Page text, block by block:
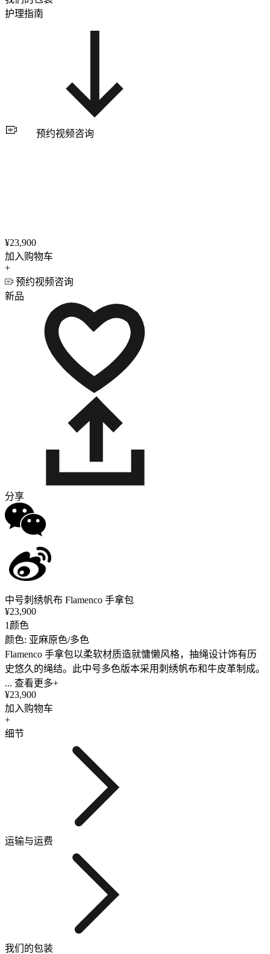
护理指南
预约视频咨询
¥23,900
加入购物车
+
预约视频咨询
新品
分享
中号刺绣帆布 Flamenco 手拿包
¥23,900
1颜色
颜色: 亚麻原色/多色
Flamenco 手拿包以柔软材质造就慵懒风格，抽绳设计饰有历
史悠久的绳结。此中号多色版本采用刺绣帆布和牛皮革制成。
... 查看更多+
¥23,900
加入购物车
+
细节
运输与运费
我们的包装